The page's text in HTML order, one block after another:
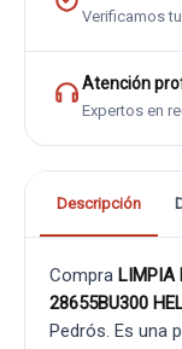
Verificamos
Atención
Expertos en
Descripción
Compra LIMPIA
28655BU300
Pedrós. Es una